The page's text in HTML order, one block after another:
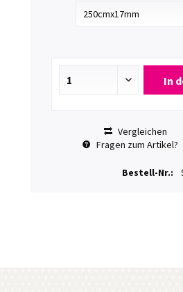
In
Vergleichen
Fragen zum Artikel?
Bestell-Nr.: